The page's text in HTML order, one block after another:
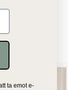
ta emot e-